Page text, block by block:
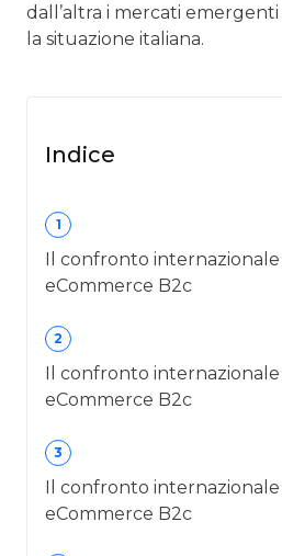
dall’altra i mercati
la situazione italiana.
Indice
1
Il confronto
eCommerce B2c
2
Il confronto
eCommerce B2c
3
Il confronto internazionale
eCommerce B2c